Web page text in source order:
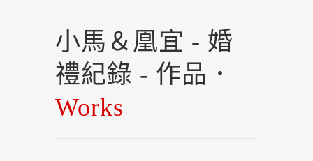
小馬＆凰宜 - 婚
禮紀錄 - 作品．
Works